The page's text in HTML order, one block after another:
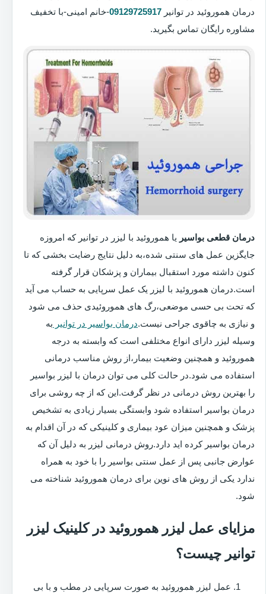
درمان هموروئید در توانیر 09129725917-خانم امینی-با تخفیف
مشاوره رایگان تماس بگیرید.
درمان قطعی بواسیر یا هموروئید با لیزر در توانیر که امروزه
جایگزین عمل های سنتی شده،به دلیل نتایج رضایت بخشی که تا
کنون داشته مورد استقبال بیماران و پزشکان قرار گرفته
است.درمان هموروئید با لیزر یک عمل سرپایی به حساب می آید
که تحت بی حسی موضعی،رگ های هموروئیدی حذف می شود
و نیازی به چاقوی جراحی نیست.درمان بواسیر در توانیر به
وسیله لیزر دارای انواع مختلفی است که وابسته به درجه
هموروئید و همچنین وضعیت بیمار،از روش مناسب درمانی
استفاده می شود.در حالت کلی می توان درمان با لیزر بواسیر
را بهترین روش درمانی در نظر گرفت.این که از چه روشی برای
درمان بواسیر استفاده شود وابستگی بسیار زیادی به تشخیص
پزشک و همچنین میزان عود بیماری و کلینیکی که در آن اقدام به
درمان بواسیر کرده اید دارد.روش درمانی لیزر به دلیل آن که
عوارض جانبی پس از عمل سنتی بواسیر را با خود به همراه
ندارد یکی از روش های نوین برای درمان هموروئید شناخته می
شود.
مزایای عمل لیزر هموروئید در کلینیک لیزر
توانیر چیست؟
عمل لیزر هموروئید به صورت سرپایی در مطب و با بی